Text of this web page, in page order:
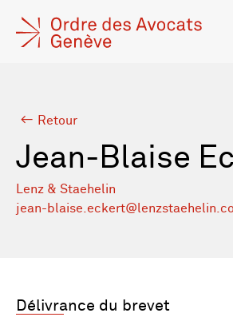
Retour
Jean-Blaise
Lenz & Staehelin
jean-
Délivrance du brevet